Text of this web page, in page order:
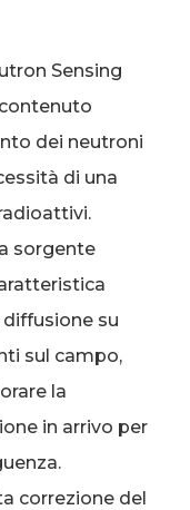
Sensing
dei neutroni
di una
sorgente
su
sul campo,
la
in arrivo per
correzione del